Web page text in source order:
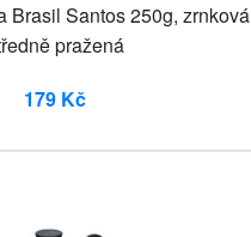
Brasil Santos 250g, zrnková
pražená
179 Kč